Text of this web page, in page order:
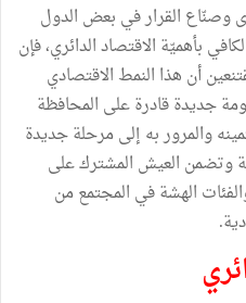
وصنّاع القرار في بعض الدول
بأهميّة الاقتصاد الدائري، فإن
أن هذا النمط الاقتصادي
جديدة قادرة على المحافظة
والمرور به إلى مرحلة جديدة
وتضمن العيش المشترك على
الهشة في المجتمع من